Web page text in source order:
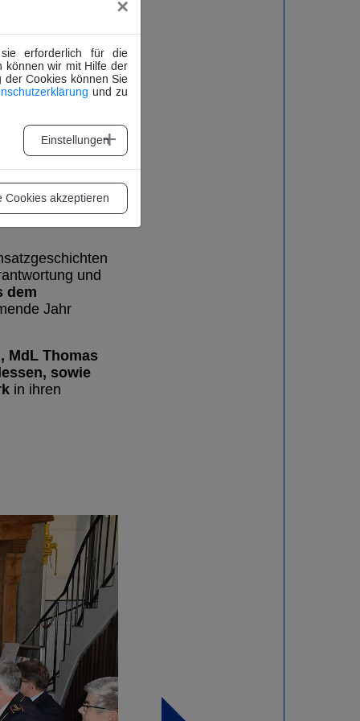
als Verbindung
und des
Dabei werden
und
dem
Jahr
MdL Thomas
sowie
in ihren
×
erforderlich für die
können wir mit Hilfe der
Cookies können Sie
und zu
Einstellungen
Cookies akzeptieren